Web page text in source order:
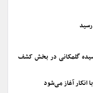
رسید
قصیده گلمکانی در بخش کشف
انکار آغاز می‌شود